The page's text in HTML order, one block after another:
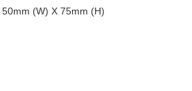
(W) X 75mm (H)